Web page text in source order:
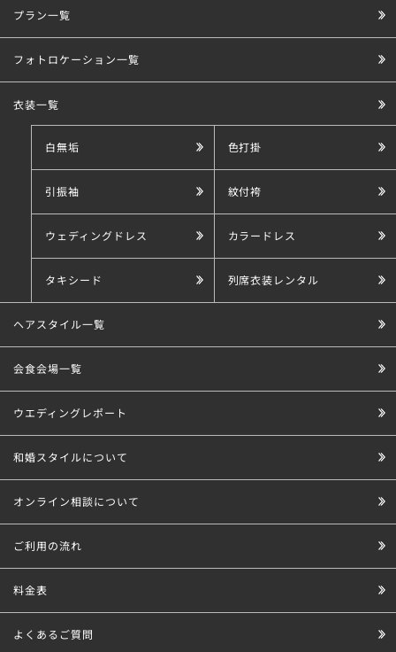
こだわり条件で探す
プラン一覧
フォトロケーション一覧
衣装一覧
白無垢 色打掛
引振袖 紋付袴
ウェディングドレス カラードレス
タキシード 列席衣装レンタル
ヘアスタイル一覧
会食会場一覧
ウエディングレポート
和婚スタイルについて
オンライン相談について
ご利用の流れ
料金表
よくあるご質問